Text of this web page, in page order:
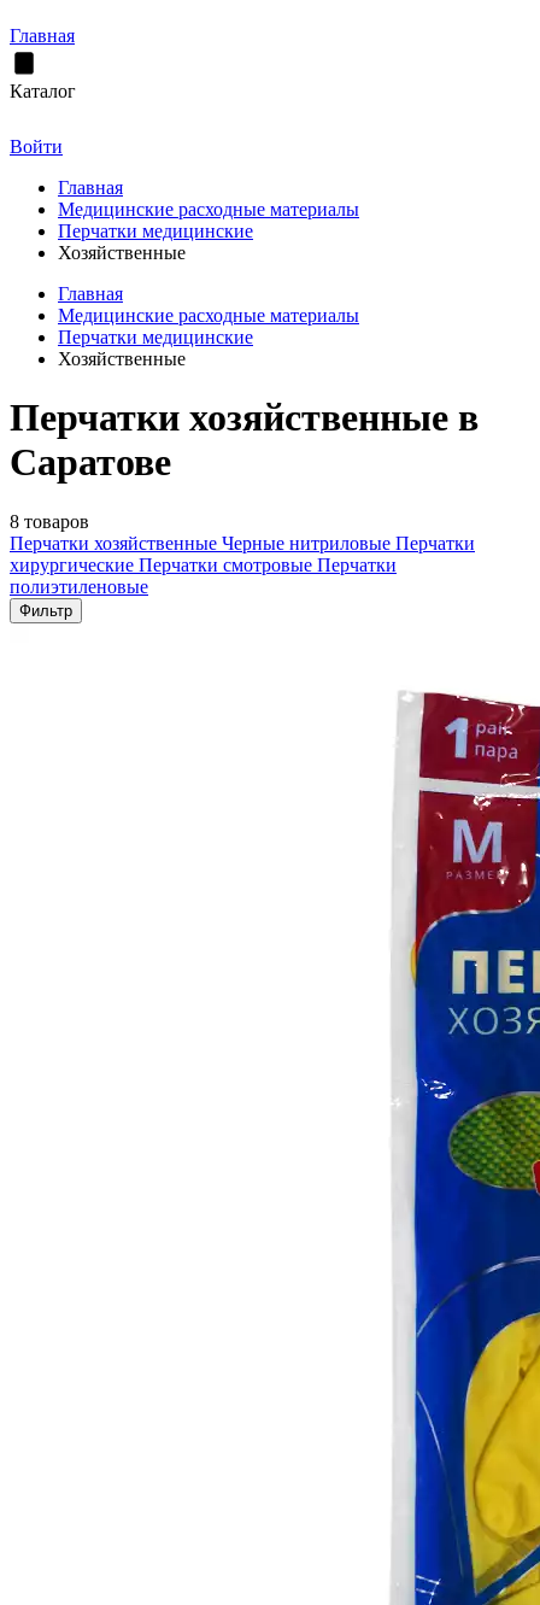
Главная
Каталог
Войти
Главная
Медицинские расходные материалы
Перчатки медицинские
Хозяйственные
Главная
Медицинские расходные материалы
Перчатки медицинские
Хозяйственные
Перчатки хозяйственные в
Саратове
8 товаров
Перчатки хозяйственные Черные нитриловые Перчатки
хирургические Перчатки смотровые Перчатки
полиэтиленовые
Фильтр